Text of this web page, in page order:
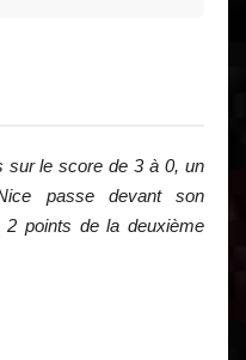
sur le score de 3 à 0, un
passe devant son
points de la deuxième